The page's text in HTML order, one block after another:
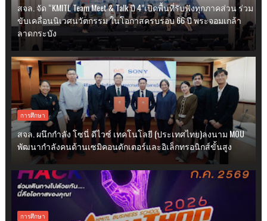
สจล. จัด “KMITL Team Meet & Talk ปี 4”เปิดพื้นที่รับฟังทุกภาคส่วน ร่วม
ขับเคลื่อนนิเวศนวัตกรรม ในโอกาสครบรอบ 66 ปี พระจอมเกล้า
ลาดกระบัง
การศึกษา
สจล. ผนึกกำลัง โซนี่ ดีไวซ์ เทคโนโลยี (ประเทศไทย)ลงนาม MOU
พัฒนากำลังคนด้านเซมิคอนดักเตอร์และอิเล็กทรอนิกส์ขั้นสูง
การศึกษา